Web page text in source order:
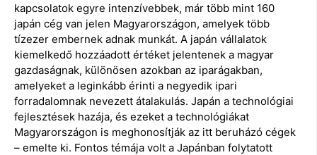
kapcsolatok egyre intenzívebbek, már több mint 160
japán cég van jelen Magyarországon, amelyek több
tízezer embernek adnak munkát. A japán vállalatok
kiemelkedő hozzáadott értéket jelentenek a magyar
gazdaságnak, különösen azokban az iparágakban,
amelyeket a leginkább érinti a negyedik ipari
forradalomnak nevezett átalakulás. Japán a technológiai
fejlesztések hazája, és ezeket a technológiákat
Magyarországon is meghonosítják az itt beruházó cégek
– emelte ki. Fontos témája volt a Japánban folytatott